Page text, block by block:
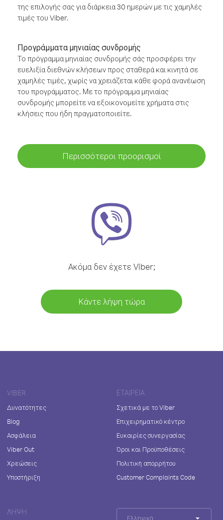
της επιλογής σας για διάρκεια 30 ημερών με τις χαμηλές
τιμές του Viber.
Προγράμματα μηνιαίας συνδρομής
Το πρόγραμμα μηνιαίας συνδρομής σάς προσφέρει την
ευελιξία διεθνών κλήσεων προς σταθερά και κινητά σε
χαμηλές τιμές, χωρίς να χρειάζεται κάθε φορά ανανέωση
του προγράμματος. Με το πρόγραμμα μηνιαίας
συνδρομής μπορείτε να εξοικονομείτε χρήματα στις
κλήσεις που ήδη πραγματοποιείτε.
Περισσότεροι προορισμοί
Ακόμα δεν έχετε Viber;
Κάντε λήψη τώρα
VIBER
Δυνατότητες
Blog
Ασφάλεια
Viber Out
Χρεώσεις
Υποστήριξη
ΕΤΑΙΡΕΊΑ
Σχετικά με το Viber
Επιχειρηματικό κέντρο
Ευκαιρίες συνεργασίας
Όροι και Προϋποθέσεις
Πολιτική απορρήτου
Customer Complaints Code
ΛΉΨΗ
Ελληνικά